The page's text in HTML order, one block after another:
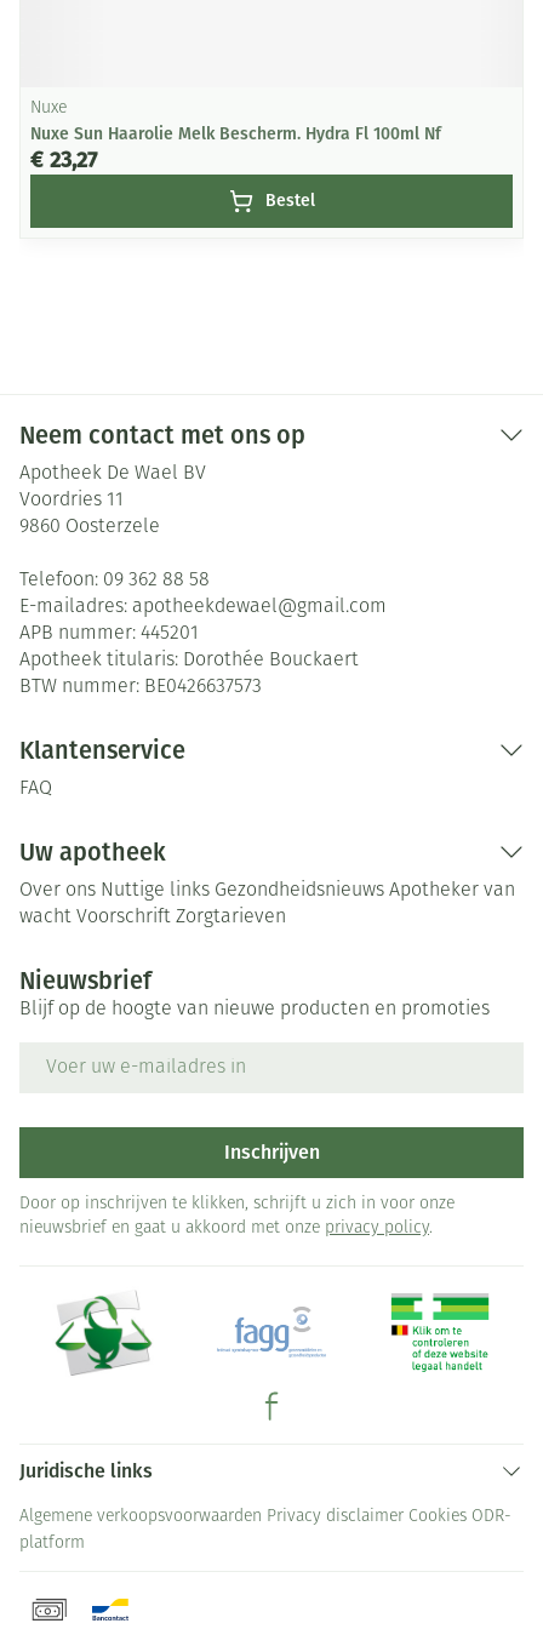
Nuxe
Nuxe Sun Haarolie Melk Bescherm. Hydra Fl 100ml Nf
€ 23,27
Bestel
Neem contact met ons op
Apotheek De Wael BV
Voordries 11
9860 Oosterzele
Telefoon: 09 362 88 58
E-mailadres: apotheekdewael@gmail.com
APB nummer: 445201
Apotheek titularis: Dorothée Bouckaert
BTW nummer: BE0426637573
Klantenservice
FAQ
Uw apotheek
Over ons Nuttige links Gezondheidsnieuws Apotheker van
wacht Voorschrift Zorgtarieven
Nieuwsbrief
Blijf op de hoogte van nieuwe producten en promoties
Inschrijven
Door op inschrijven te klikken, schrijft u zich in voor onze
nieuwsbrief en gaat u akkoord met onze privacy policy.
Juridische links
Algemene verkoopsvoorwaarden Privacy disclaimer Cookies ODR-
platform